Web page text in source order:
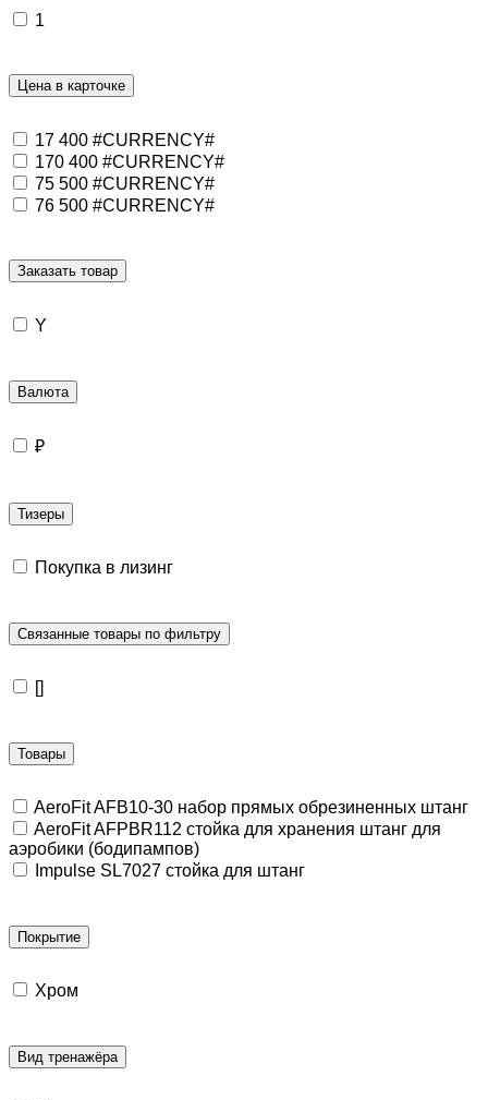
1
Цена в карточке
17 400 #CURRENCY#
170 400 #CURRENCY#
75 500 #CURRENCY#
76 500 #CURRENCY#
Заказать товар
Y
Валюта
₽
Тизеры
Покупка в лизинг
Связанные товары по фильтру
[]
Товары
AeroFit AFB10-30 набор прямых обрезиненных штанг
AeroFit AFPBR112 стойка для хранения штанг для
аэробики (бодипампов)
Impulse SL7027 стойка для штанг
Покрытие
Хром
Вид тренажёра